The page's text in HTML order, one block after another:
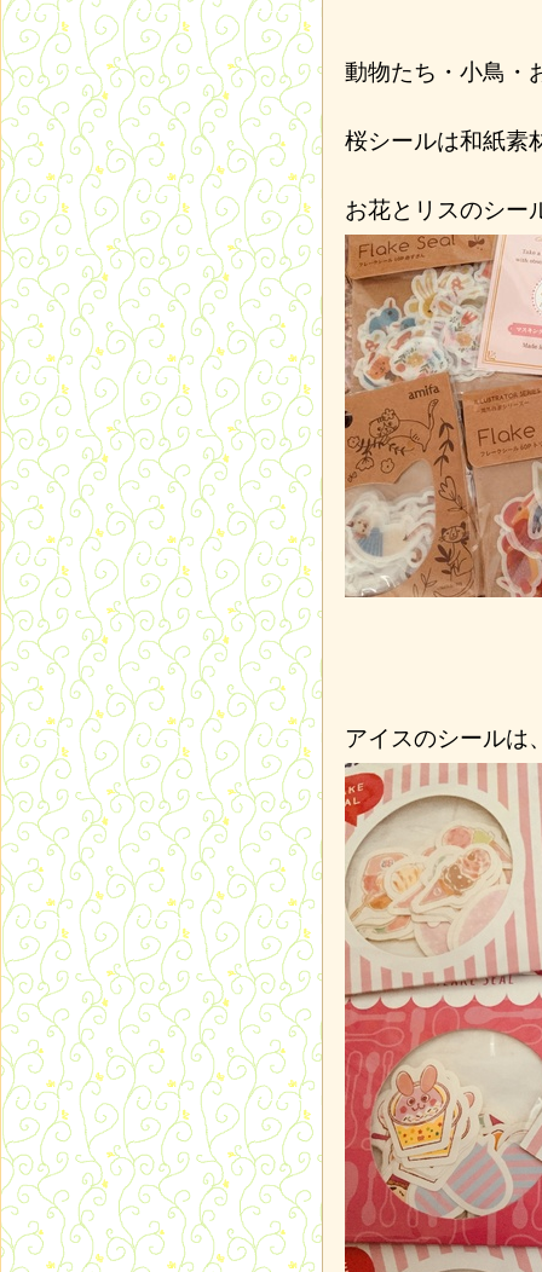
動物たち・小鳥・
桜シールは和紙素
お花とリスのシー
アイスのシールは